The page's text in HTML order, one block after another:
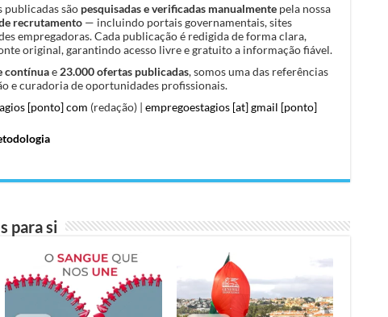
publicadas são pesquisadas e verificadas manualmentepela nossa
recrutamento— incluindo portais governamentais, sites
empregadoras. Cada publicação é redigida de forma clara,
original, garantindo acesso livre e gratuito a informação fiável.
contínuae 23.000 ofertas publicadas, somos uma das referências
e curadoria de oportunidades profissionais.
[ponto] com (redação) | empregoestagios [at] gmail [ponto]
para si